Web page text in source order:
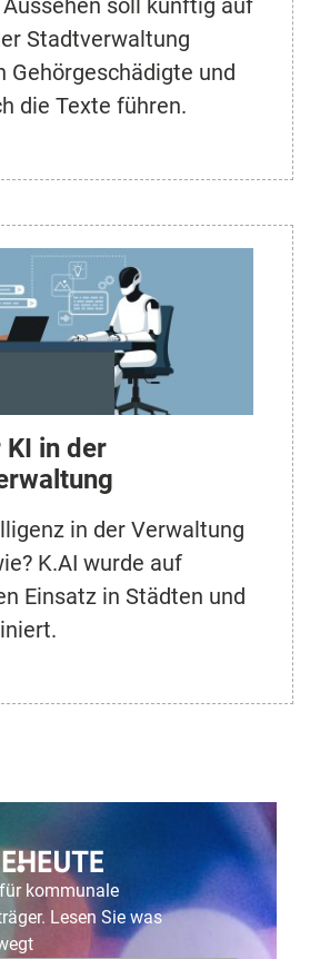
Stadtverwaltung
Gehörgeschädigte und
die Texte führen.
in der
in der Verwaltung
K.AI wurde auf
Einsatz in Städten und
kommunale
Lesen Sie was